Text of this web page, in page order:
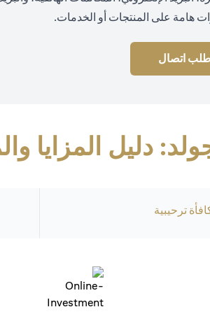
هامة على المنتجات أو الخدمات.
اتصال
دليل المزايا
ترحيبية